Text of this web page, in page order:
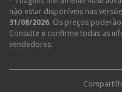
não estar disponíveis nas
31/08/2026. Os preços
Consulte e confirme todas as
vendedores.